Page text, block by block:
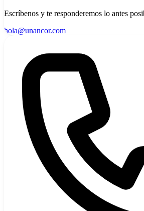
Escríbenos y te responderemos lo antes
hola@unancor.com